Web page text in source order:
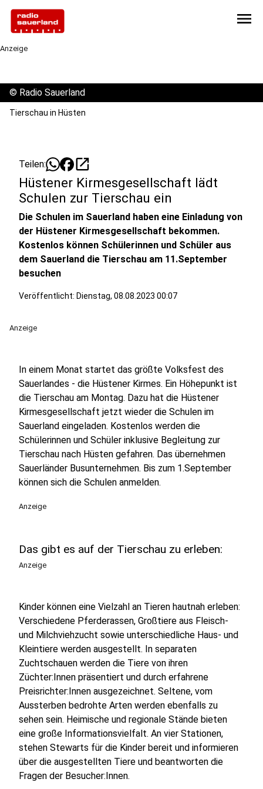
menu
Anzeige
© Radio Sauerland
Tierschau in Hüsten
Teilen: open_in_new
Hüstener Kirmesgesellschaft lädt
Schulen zur Tierschau ein
Die Schulen im Sauerland haben eine Einladung von
der Hüstener Kirmesgesellschaft bekommen.
Kostenlos können Schülerinnen und Schüler aus
dem Sauerland die Tierschau am 11.September
besuchen
Veröffentlicht: Dienstag, 08.08.2023 00:07
Anzeige
In einem Monat startet das größte Volksfest des
Sauerlandes - die Hüstener Kirmes. Ein Höhepunkt ist
die Tierschau am Montag. Dazu hat die Hüstener
Kirmesgesellschaft jetzt wieder die Schulen im
Sauerland eingeladen. Kostenlos werden die
Schülerinnen und Schüler inklusive Begleitung zur
Tierschau nach Hüsten gefahren. Das übernehmen
Sauerländer Busunternehmen. Bis zum 1.September
können sich die Schulen anmelden.
Anzeige
Das gibt es auf der Tierschau zu erleben:
Anzeige
Kinder können eine Vielzahl an Tieren hautnah erleben:
Verschiedene Pferderassen, Großtiere aus Fleisch-
und Milchviehzucht sowie unterschiedliche Haus- und
Kleintiere werden ausgestellt. In separaten
Zuchtschauen werden die Tiere von ihren
Züchter:Innen präsentiert und durch erfahrene
Preisrichter:Innen ausgezeichnet. Seltene, vom
Aussterben bedrohte Arten werden ebenfalls zu
sehen sein. Heimische und regionale Stände bieten
eine große Informationsvielfalt. An vier Stationen,
stehen Stewarts für die Kinder bereit und informieren
über die ausgestellten Tiere und beantworten die
Fragen der Besucher:Innen.